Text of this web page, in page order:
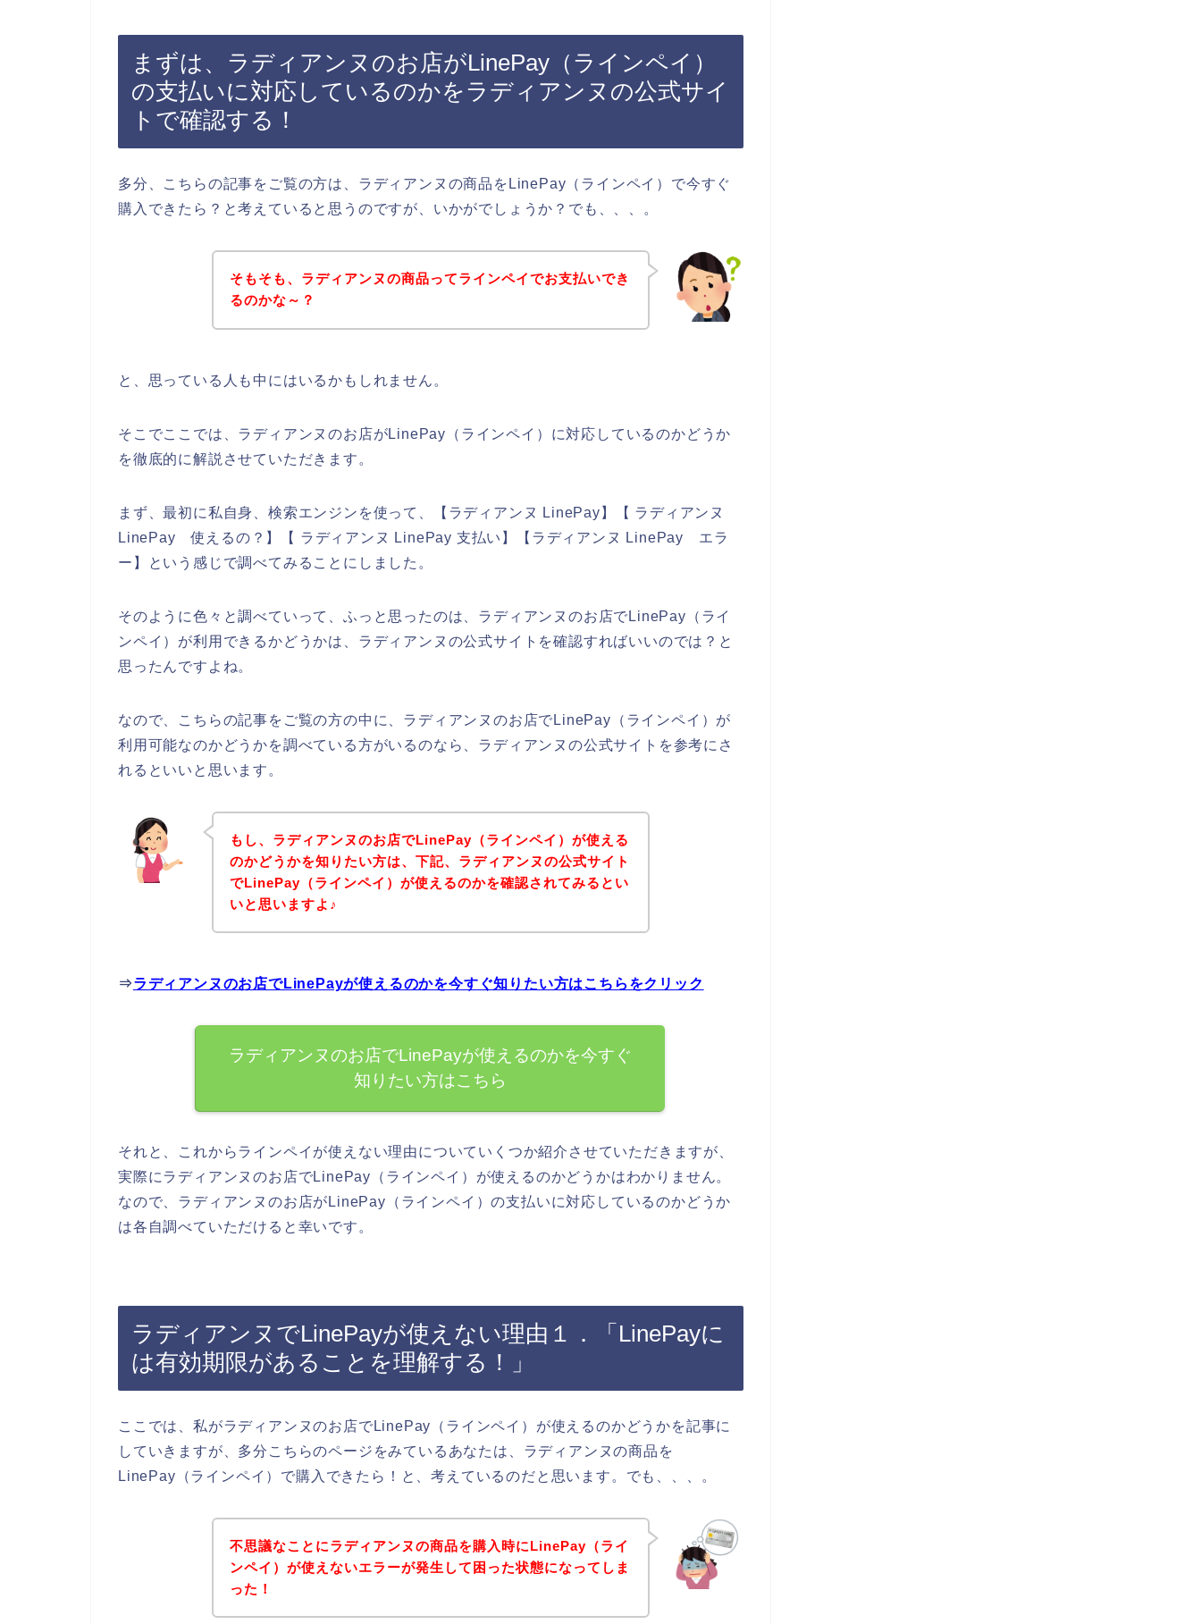
まずは、ラディアンヌのお店がLinePay（ラインペイ）
の支払いに対応しているのかをラディアンヌの公式サイ
トで確認する！
多分、こちらの記事をご覧の方は、ラディアンヌの商品をLinePay（ラインペイ）で今すぐ
購入できたら？と考えていると思うのですが、いかがでしょうか？でも、、、。
そもそも、ラディアンヌの商品ってラインペイでお支払いでき
るのかな～？
と、思っている人も中にはいるかもしれません。
そこでここでは、ラディアンヌのお店がLinePay（ラインペイ）に対応しているのかどうか
を徹底的に解説させていただきます。
まず、最初に私自身、検索エンジンを使って、【ラディアンヌ LinePay】【 ラディアンヌ
LinePay 使えるの？】【 ラディアンヌ LinePay 支払い】【ラディアンヌ LinePay エラ
ー】という感じで調べてみることにしました。
そのように色々と調べていって、ふっと思ったのは、ラディアンヌのお店でLinePay（ライ
ンペイ）が利用できるかどうかは、ラディアンヌの公式サイトを確認すればいいのでは？と
思ったんですよね。
なので、こちらの記事をご覧の方の中に、ラディアンヌのお店でLinePay（ラインペイ）が
利用可能なのかどうかを調べている方がいるのなら、ラディアンヌの公式サイトを参考にさ
れるといいと思います。
もし、ラディアンヌのお店でLinePay（ラインペイ）が使える
のかどうかを知りたい方は、下記、ラディアンヌの公式サイト
でLinePay（ラインペイ）が使えるのかを確認されてみるとい
いと思いますよ♪
⇒ラディアンヌのお店でLinePayが使えるのかを今すぐ知りたい方はこちらをクリック
ラディアンヌのお店でLinePayが使えるのかを今すぐ
知りたい方はこちら
それと、これからラインペイが使えない理由についていくつか紹介させていただきますが、
実際にラディアンヌのお店でLinePay（ラインペイ）が使えるのかどうかはわかりません。
なので、ラディアンヌのお店がLinePay（ラインペイ）の支払いに対応しているのかどうか
は各自調べていただけると幸いです。
ラディアンヌでLinePayが使えない理由１．「LinePayに
は有効期限があることを理解する！」
ここでは、私がラディアンヌのお店でLinePay（ラインペイ）が使えるのかどうかを記事に
していきますが、多分こちらのページをみているあなたは、ラディアンヌの商品を
LinePay（ラインペイ）で購入できたら！と、考えているのだと思います。でも、、、。
不思議なことにラディアンヌの商品を購入時にLinePay（ライ
ンペイ）が使えないエラーが発生して困った状態になってしま
った！